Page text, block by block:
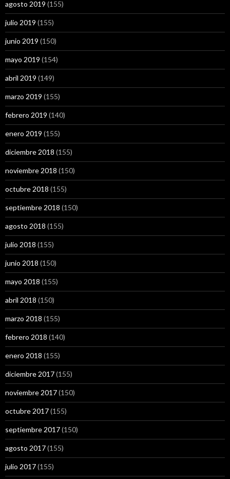
agosto 2019 (155)
julio 2019 (155)
junio 2019 (150)
mayo 2019 (154)
abril 2019 (149)
marzo 2019 (155)
febrero 2019 (140)
enero 2019 (155)
diciembre 2018 (155)
noviembre 2018 (150)
octubre 2018 (155)
septiembre 2018 (150)
agosto 2018 (155)
julio 2018 (155)
junio 2018 (150)
mayo 2018 (155)
abril 2018 (150)
marzo 2018 (155)
febrero 2018 (140)
enero 2018 (155)
diciembre 2017(155)
noviembre 2017(150)
octubre 2017(155)
septiembre 2017(150)
agosto 2017(155)
julio 2017(155)